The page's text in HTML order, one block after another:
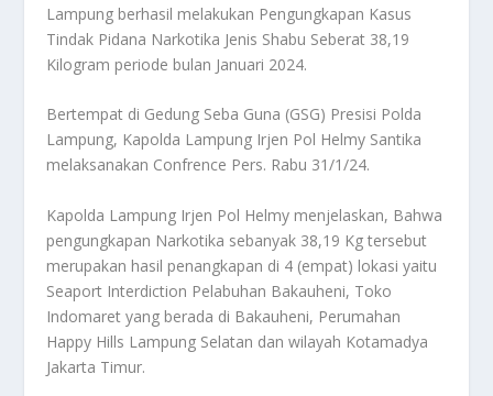
Lampung berhasil melakukan Pengungkapan Kasus
Tindak Pidana Narkotika Jenis Shabu Seberat 38,19
Kilogram periode bulan Januari 2024.
Bertempat di Gedung Seba Guna (GSG) Presisi Polda
Lampung, Kapolda Lampung Irjen Pol Helmy Santika
melaksanakan Confrence Pers. Rabu 31/1/24.
Kapolda Lampung Irjen Pol Helmy menjelaskan, Bahwa
pengungkapan Narkotika sebanyak 38,19 Kg tersebut
merupakan hasil penangkapan di 4 (empat) lokasi yaitu
Seaport Interdiction Pelabuhan Bakauheni, Toko
Indomaret yang berada di Bakauheni, Perumahan
Happy Hills Lampung Selatan dan wilayah Kotamadya
Jakarta Timur.